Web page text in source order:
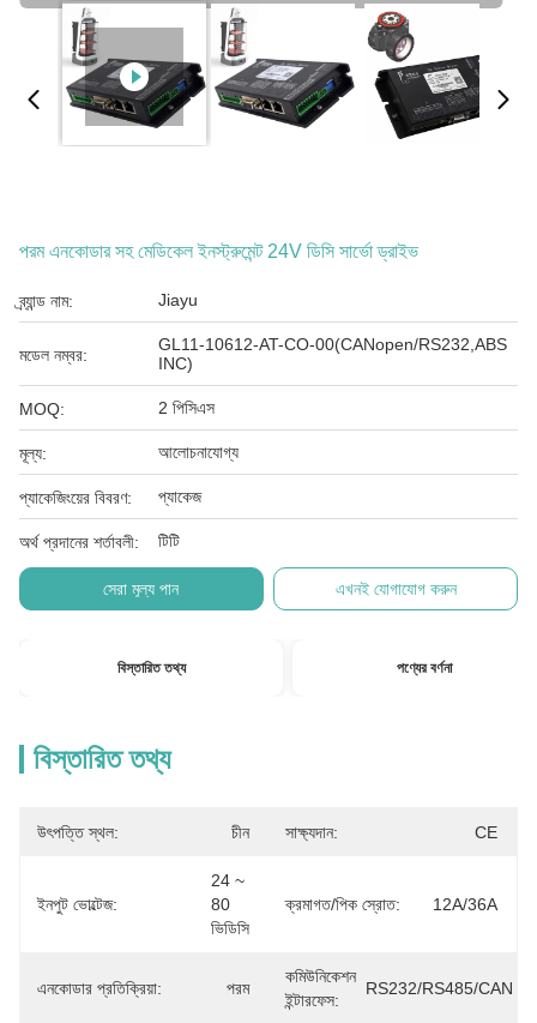
পরম এনকোডার সহ মেডিকেল ইনস্ট্রুমেন্ট 24V ডিসি সার্ভো ড্রাইভ
ব্র্যান্ড নাম: Jiayu
মডেল নম্বর:
GL11-10612-AT-CO-00(CANopen/RS232,ABS
INC)
MOQ: 2 পিসিএস
মূল্য: আলোচনাযোগ্য
প্যাকেজিংয়ের বিবরণ: প্যাকেজ
অর্থ প্রদানের শর্তাবলী: টিটি
সেরা মূল্য পান এখনই যোগাযোগ করুন
বিস্তারিত তথ্য পণ্যের বর্ণনা
বিস্তারিত তথ্য
উৎপত্তি স্থল: চীন সাক্ষ্যদান: CE
ইনপুট ভোল্টেজ:
24 ~
80
ভিডিসি
ক্রমাগত/পিক স্রোত: 12A/36A
এনকোডার প্রতিক্রিয়া: পরম
কমিউনিকেশন
ইন্টারফেস:
RS232/RS485/CAN